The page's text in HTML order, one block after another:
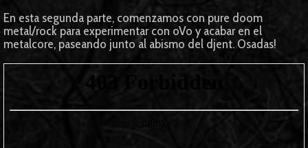
En esta segunda parte, comenzamos con pure doom
metal/rock para experimentar con oVo y acabar en el
metalcore, paseando junto al abismo del djent. Osadas!